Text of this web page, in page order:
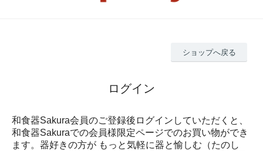
ショップへ戻る
ログイン
和食器Sakura会員のご登録後ログインしていただくと、
和食器Sakuraでの会員様限定ページでのお買い物ができ
ます。器好きの方が もっと気軽に器と愉しむ（たのし